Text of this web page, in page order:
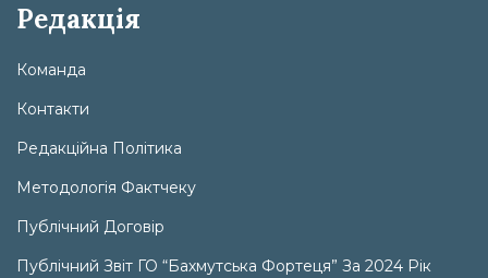
Редакція
Команда
Контакти
Редакційна Політика
Методологія Фактчеку
Публічний Договір
Публічний Звіт ГО “Бахмутська Фортеця” За 2024 Рік